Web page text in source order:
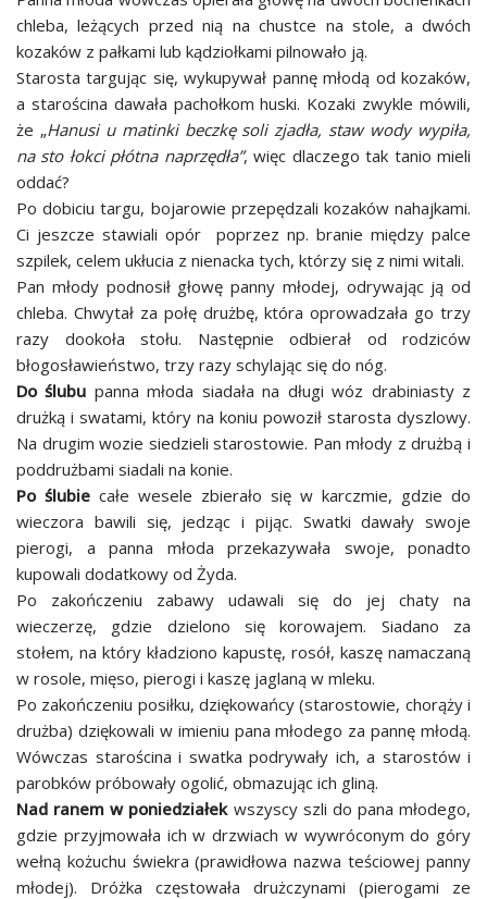
chleba, leżących przed nią na chustce na stole, a dwóch
kozaków z pałkami lub kądziołkami pilnowało ją.
Starosta targując się, wykupywał pannę młodą od kozaków,
a starościna dawała pachołkom huski. Kozaki zwykle mówili,
że „Hanusi u matinki beczkę soli zjadła, staw wody wypiła,
na sto łokci płótna naprzędła”, więc dlaczego tak tanio mieli
oddać?
Po dobiciu targu, bojarowie przepędzali kozaków nahajkami.
Ci jeszcze stawiali opór poprzez np. branie między palce
szpilek, celem ukłucia z nienacka tych, którzy się z nimi witali.
Pan młody podnosił głowę panny młodej, odrywając ją od
chleba. Chwytał za połę drużbę, która oprowadzała go trzy
razy dookoła stołu. Następnie odbierał od rodziców
błogosławieństwo, trzy razy schylając się do nóg.
Do ślubu panna młoda siadała na długi wóz drabiniasty z
drużką i swatami, który na koniu powoził starosta dyszlowy.
Na drugim wozie siedzieli starostowie. Pan młody z drużbą i
poddrużbami siadali na konie.
Po ślubie całe wesele zbierało się w karczmie, gdzie do
wieczora bawili się, jedząc i pijąc. Swatki dawały swoje
pierogi, a panna młoda przekazywała swoje, ponadto
kupowali dodatkowy od Żyda.
Po zakończeniu zabawy udawali się do jej chaty na
wieczerzę, gdzie dzielono się korowajem. Siadano za
stołem, na który kładziono kapustę, rosół, kaszę namaczaną
w rosole, mięso, pierogi i kaszę jaglaną w mleku.
Po zakończeniu posiłku, dziękowańcy (starostowie, chorąży i
drużba) dziękowali w imieniu pana młodego za pannę młodą.
Wówczas starościna i swatka podrywały ich, a starostów i
parobków próbowały ogolić, obmazując ich gliną.
Nad ranem w poniedziałek wszyscy szli do pana młodego,
gdzie przyjmowała ich w drzwiach w wywróconym do góry
wełną kożuchu świekra (prawidłowa nazwa teściowej panny
młodej). Dróżka częstowała drużczynami (pierogami ze